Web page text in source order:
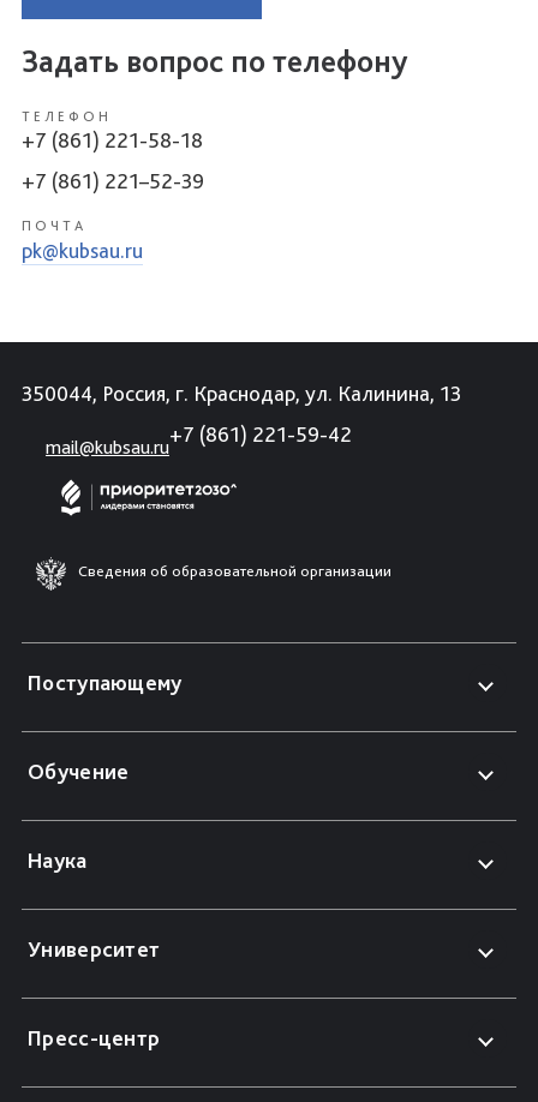
Задать вопрос по телефону
ТЕЛЕФОН
+7 (861) 221-58-18
+7 (861) 221–52-39
ПОЧТА
pk@kubsau.ru
350044, Россия, г. Краснодар, ул. Калинина, 13
mail@kubsau.ru
+7 (861) 221-59-42
Сведения об образовательной организации
Поступающему
Обучение
Наука
Университет
Пресс-центр